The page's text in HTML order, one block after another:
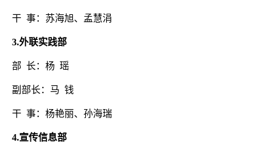
干 事：苏海旭、孟慧涓
3.外联实践部
部 长：杨 瑶
副部长：马 钱
干 事：杨艳丽、孙海瑞
4.宣传信息部